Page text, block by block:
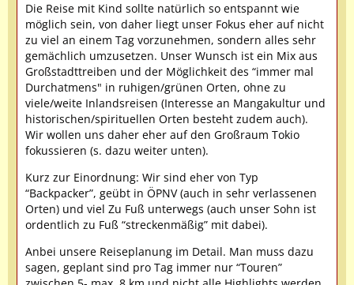
Die Reise mit Kind sollte natürlich so entspannt wie
möglich sein, von daher liegt unser Fokus eher auf nicht
zu viel an einem Tag vorzunehmen, sondern alles sehr
gemächlich umzusetzen. Unser Wunsch ist ein Mix aus
Großstadttreiben und der Möglichkeit des “immer mal
Durchatmens" in ruhigen/grünen Orten, ohne zu
viele/weite Inlandsreisen (Interesse an Mangakultur und
historischen/spirituellen Orten besteht zudem auch).
Wir wollen uns daher eher auf den Großraum Tokio
fokussieren (s. dazu weiter unten).
Kurz zur Einordnung: Wir sind eher von Typ
“Backpacker”, geübt in ÖPNV (auch in sehr verlassenen
Orten) und viel Zu Fuß unterwegs (auch unser Sohn ist
ordentlich zu Fuß “streckenmäßig” mit dabei).
Anbei unsere Reiseplanung im Detail. Man muss dazu
sagen, geplant sind pro Tag immer nur “Touren”